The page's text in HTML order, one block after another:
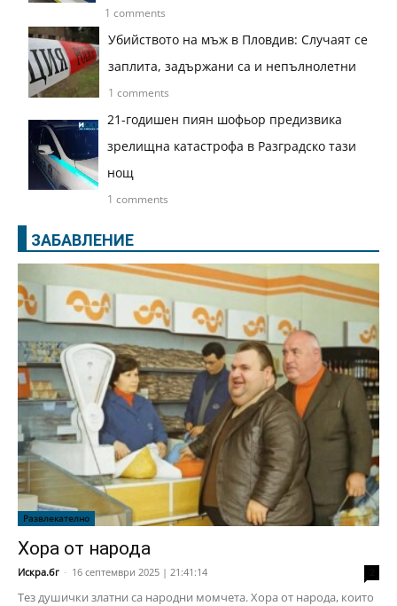
1 comments
Убийството на мъж в Пловдив: Случаят се
заплита, задържани са и непълнолетни
1 comments
21-годишен пиян шофьор предизвика
зрелищна катастрофа в Разградско тази
нощ
1 comments
ЗАБАВЛЕНИЕ
Развлекателно
Хора от народа
Искра.бг - 16 септември 2025 | 21:41:14
Тез душички златни са народни момчета. Хора от народа, които